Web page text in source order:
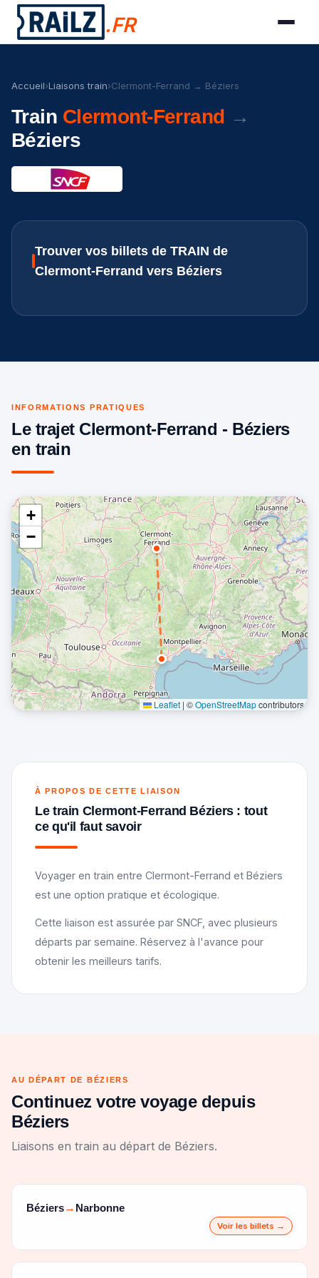
.FR
Accueil›Liaisons train›Clermont-Ferrand → Béziers
Train Clermont-Ferrand →
Béziers
Trouver vos billets de TRAIN de
Clermont-Ferrand vers Béziers
INFORMATIONS PRATIQUES
Le trajet Clermont-Ferrand - Béziers
en train
+
−
Leaflet | ©OpenStreetMapcontributors
À PROPOS DE CETTE LIAISON
Le train Clermont-Ferrand Béziers : tout
ce qu'il faut savoir
Voyager en train entre Clermont-Ferrand et Béziers
est une option pratique et écologique.
Cette liaison est assurée par SNCF, avec plusieurs
départs par semaine. Réservez à l'avance pour
obtenir les meilleurs tarifs.
AU DÉPART DE BÉZIERS
Continuez votre voyage depuis
Béziers
Liaisons en train au départ de Béziers.
Béziers→ Narbonne
Voir les billets →